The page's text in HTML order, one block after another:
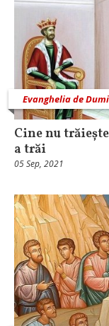
Evanghelia de
Cine nu
a trăi
05 Sep, 2021